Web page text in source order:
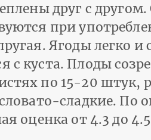
друг с
при
Ягоды легко и
с куста. Плоды
по 15-20 штук,
сладкие. По
оценка от 4.3 до